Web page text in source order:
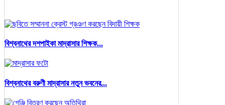
বিশ্বনাথের দশপাইকা মাদ্রাসার শিক্ষক...
বিশ্বনাথের বরুণী মাদ্রাসার নতুন ভবনের...